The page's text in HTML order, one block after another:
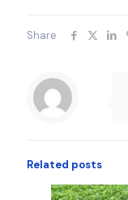
Share
Related posts